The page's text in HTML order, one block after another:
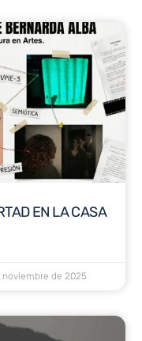
EN LA CASA
noviembre de 2025